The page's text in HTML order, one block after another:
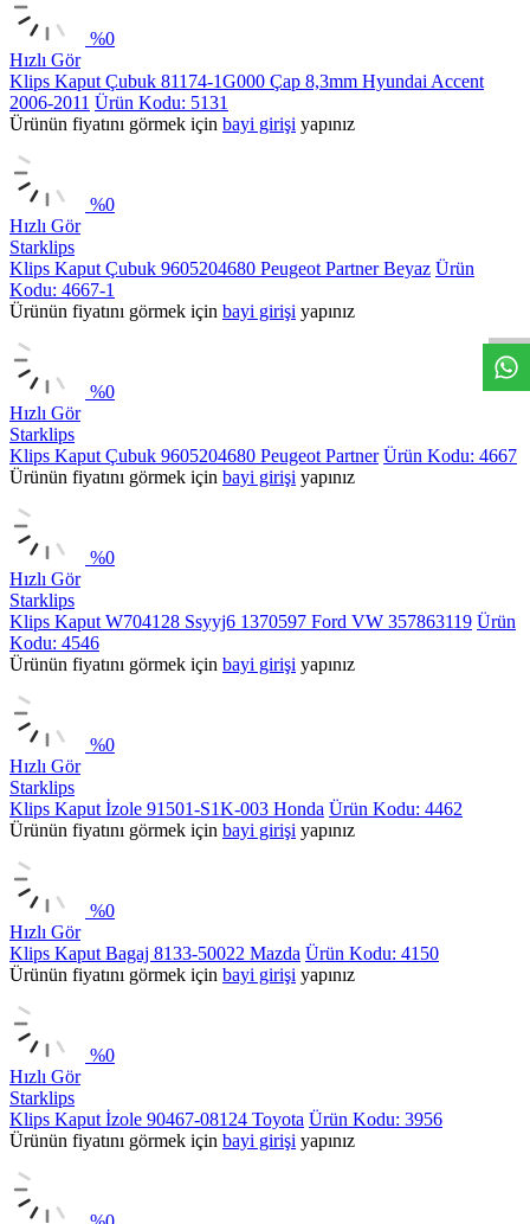
%0
Hızlı Gör
Klips Kaput Çubuk 81174-1G000 Çap 8,3mm Hyundai Accent
2006-2011 Ürün Kodu: 5131
Ürünün fiyatını görmek için bayi girişi yapınız
%0
Hızlı Gör
Starklips
Klips Kaput Çubuk 9605204680 Peugeot Partner Beyaz Ürün
Kodu: 4667-1
Ürünün fiyatını görmek için bayi girişi yapınız
%0
Hızlı Gör
Starklips
Klips Kaput Çubuk 9605204680 Peugeot Partner Ürün Kodu: 4667
Ürünün fiyatını görmek için bayi girişi yapınız
%0
Hızlı Gör
Starklips
Klips Kaput W704128 Ssyyj6 1370597 Ford VW 357863119 Ürün
Kodu: 4546
Ürünün fiyatını görmek için bayi girişi yapınız
%0
Hızlı Gör
Starklips
Klips Kaput İzole 91501-S1K-003 Honda Ürün Kodu: 4462
Ürünün fiyatını görmek için bayi girişi yapınız
%0
Hızlı Gör
Klips Kaput Bagaj 8133-50022 Mazda Ürün Kodu: 4150
Ürünün fiyatını görmek için bayi girişi yapınız
%0
Hızlı Gör
Starklips
Klips Kaput İzole 90467-08124 Toyota Ürün Kodu: 3956
Ürünün fiyatını görmek için bayi girişi yapınız